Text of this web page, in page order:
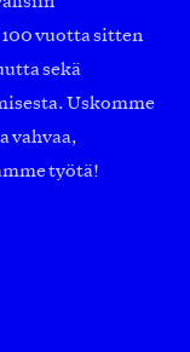
vuotta sitten
sekä
Uskomme
vahvaa,
työtä!